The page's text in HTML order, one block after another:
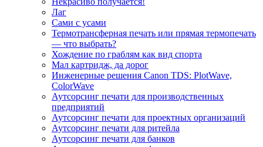
Лаг
Сами с усами
Термотрансферная печать или прямая термопечать
— что выбрать?
Хождение по граблям как вид спорта
Мал картридж, да дорог
Инженерные решения Canon TDS: PlotWave,
ColorWave
Аутсорсинг печати для производственных
предприятий
Аутсорсинг печати для проектных организаций
Аутсорсинг печати для ритейла
Аутсорсинг печати для банков